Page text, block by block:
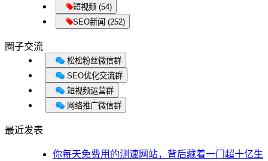
短视频 (54)
SEO新闻 (252)
圈子交流
松松粉丝微信群
SEO优化交流群
短视频运营群
网络推广微信群
最近发表
你每天免费用的测速网站，背后藏着一门超十亿生